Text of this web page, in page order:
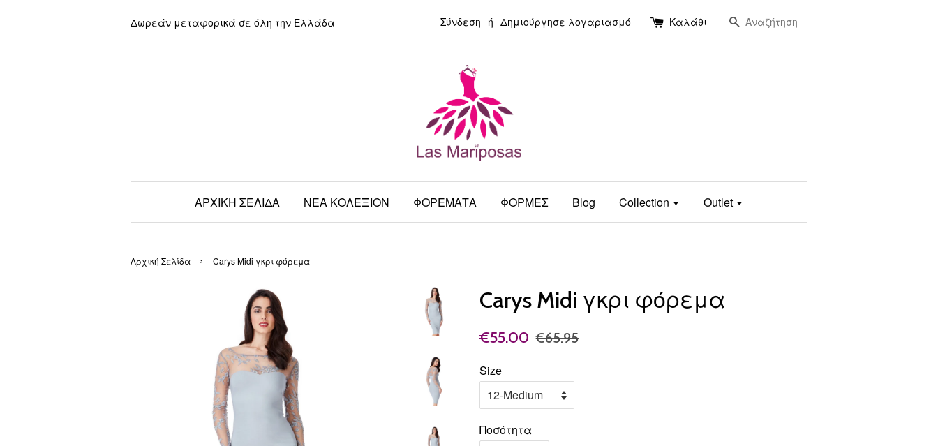
Δωρεάν μεταφορικά σε όλη την Ελλάδα Σύνδεση ή Δημιούργησε λογαριασμό Καλάθι Αναζήτηση
ΑΡΧΙΚΗ ΣΕΛΙΔΑ ΝΕΑ ΚΟΛΕΞΙΟΝ ΦΟΡΕΜΑΤΑ ΦΟΡΜΕΣ Blog Collection Outlet
Αρχική Σελίδα › Carys Midi γκρι φόρεμα
Carys Midi γκρι φόρεμα
€55.00 €65.95
Size
Ποσότητα